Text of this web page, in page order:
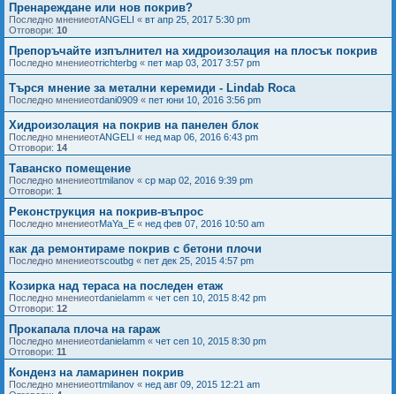
Пренареждане или нов покрив?
Последно мнениеотANGELI « вт апр 25, 2017 5:30 pm
Отговори: 10
Препоръчайте изпълнител на хидроизолация на плосък покрив
Последно мнениеотrichterbg « пет мар 03, 2017 3:57 pm
Търся мнение за метални керемиди - Lindab Roca
Последно мнениеотdani0909 « пет юни 10, 2016 3:56 pm
Хидроизолация на покрив на панелен блок
Последно мнениеотANGELI « нед мар 06, 2016 6:43 pm
Отговори: 14
Таванско помещение
Последно мнениеотtmilanov « ср мар 02, 2016 9:39 pm
Отговори: 1
Реконструкция на покрив-въпрос
Последно мнениеотMaYa_E « нед фев 07, 2016 10:50 am
как да ремонтираме покрив с бетони плочи
Последно мнениеотscoutbg « пет дек 25, 2015 4:57 pm
Козирка над тераса на последен етаж
Последно мнениеотdanielamm « чет сеп 10, 2015 8:42 pm
Отговори: 12
Прокапала плоча на гараж
Последно мнениеотdanielamm « чет сеп 10, 2015 8:30 pm
Отговори: 11
Конденз на ламаринен покрив
Последно мнениеотtmilanov « нед авг 09, 2015 12:21 am